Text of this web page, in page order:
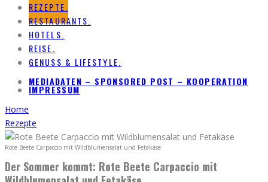
REZEPTE.
RESTAURANTS.
HOTELS.
REISE.
GENUSS & LIFESTYLE.
MEDIADATEN – SPONSORED POST – KOOPERATION
IMPRESSUM
Home
Rezepte
Rote Beete Carpaccio mit Wildblumensalat und Fetakäse
Der Sommer kommt: Rote Beete Carpaccio mit